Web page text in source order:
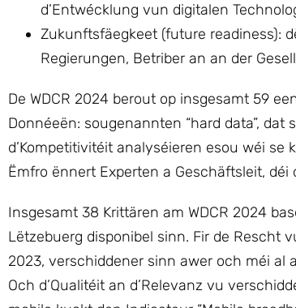
d’Entwécklung vun digitalen
Zukunftsfäegkeet (future readiness):
Regierungen, Betriber an an der
De WDCR 2024 berout op insgesamt 59
Donnéeën: sougenannten “hard data”,
d’Kompetitivitéit analyséieren esou wéi se
Ëmfro ënnert Experten a Geschäftsleit,
Insgesamt 38 Krittären am WDCR 2024
Lëtzebuerg disponibel sinn. Fir de Rescht
2023, verschiddener sinn awer och méi al
Och d’Qualitéit an d’Relevanz vu